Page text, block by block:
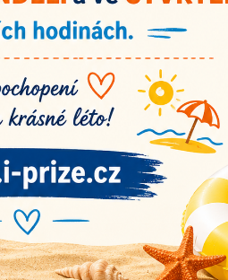
Číslo
Výrobce: